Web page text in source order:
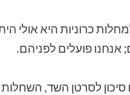
כרוניות היא אולי
פועלים לפניהם.
סיכון לסרטן השד,